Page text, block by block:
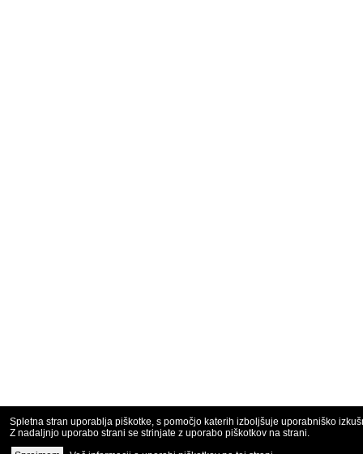
Spletna stran uporablja piškotke, s pomočjo katerih izboljšuje uporabniško
Z nadaljnjo uporabo strani se strinjate z uporabo piškotkov na strani.